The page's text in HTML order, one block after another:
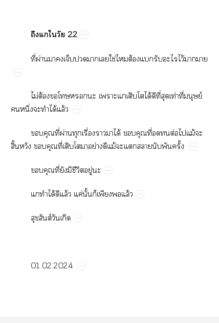
​​​​22
ี่​ผ่​​​​​​​ใช่​​ต้​​​​ไว้​​
ไม่​ต้​​​​​​​​​ได้​​ี่​​ท่​ี่​ย์​
​ึ่​​​ได้​ล้
​ี่​ผ่​​ื่​​​ได้​​ี่​​​ต่​​ม้​​
ิ้​ ​ี่​​​​ย่​​ม้​​​​​​ั้
​ี่​​​ี​ู่​
​​ได้​​ล้​ค่​ั้​​​​ล้
​ต์​​
01.02.2024